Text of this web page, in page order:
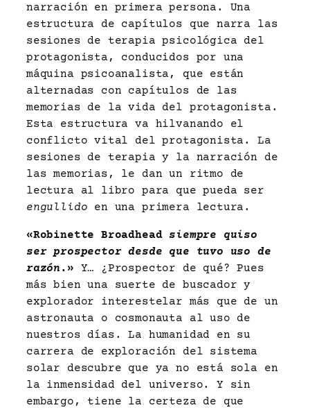
narración en primera persona. Una
estructura de capítulos que narra las
sesiones de terapia psicológica del
protagonista, conducidos por una
máquina psicoanalista, que están
alternadas con capítulos de las
memorias de la vida del protagonista.
Esta estructura va hilvanando el
conflicto vital del protagonista. La
sesiones de terapia y la narración de
las memorias, le dan un ritmo de
lectura al libro para que pueda ser
engullido en una primera lectura.
«Robinette Broadhead siempre quiso
ser prospector desde que tuvo uso de
razón .» Y… ¿Prospector de qué? Pues
más bien una suerte de buscador y
explorador interestelar más que de un
astronauta o cosmonauta al uso de
nuestros días. La humanidad en su
carrera de exploración del sistema
solar descubre que ya no está sola en
la inmensidad del universo. Y sin
embargo, tiene la certeza de que